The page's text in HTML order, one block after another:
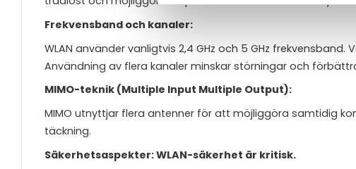
Frekvensband och kanaler:
WLAN använder vanligtvis 2,4 GHz och 5 GHz
Användning av flera kanaler minskar störningar och
MIMO-teknik (Multiple Input Multiple Output):
MIMO utnyttjar flera antenner för att möjliggöra samtidig
täckning.
Säkerhetsaspekter: WLAN-säkerhet är kritisk.